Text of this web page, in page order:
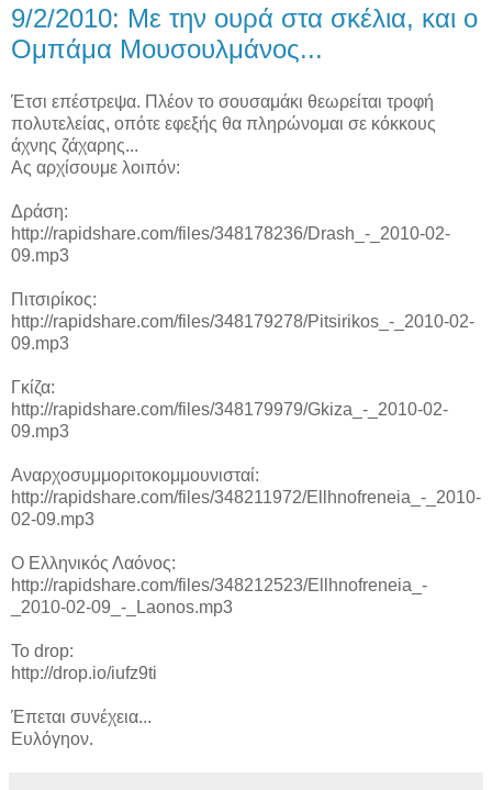
9/2/2010: Με την ουρά στα σκέλια, και ο
Ομπάμα Μουσουλμάνος...
Έτσι επέστρεψα. Πλέον το σουσαμάκι θεωρείται τροφή
πολυτελείας, οπότε εφεξής θα πληρώνομαι σε κόκκους
άχνης ζάχαρης...
Ας αρχίσουμε λοιπόν:
Δράση:
http://rapidshare.com/files/348178236/Drash_-_2010-02-
09.mp3
Πιτσιρίκος:
http://rapidshare.com/files/348179278/Pitsirikos_-_2010-02-
09.mp3
Γκίζα:
http://rapidshare.com/files/348179979/Gkiza_-_2010-02-
09.mp3
Αναρχοσυμμοριτοκομμουνισταί:
http://rapidshare.com/files/348211972/Ellhnofreneia_-_2010-
02-09.mp3
Ο Ελληνικός Λαόνος:
http://rapidshare.com/files/348212523/Ellhnofreneia_-
_2010-02-09_-_Laonos.mp3
To drop:
http://drop.io/iufz9ti
Έπεται συνέχεια...
Ευλόγηον.